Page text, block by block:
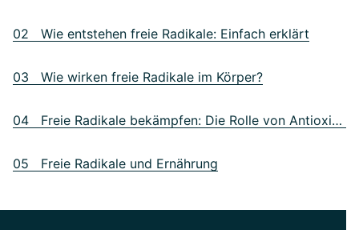
02 Wie entstehen freie Radikale: Einfach erklärt
03 Wie wirken freie Radikale im Körper?
04 Freie Radikale bekämpfen: Die Rolle von Antioxidantien
05 Freie Radikale und Ernährung